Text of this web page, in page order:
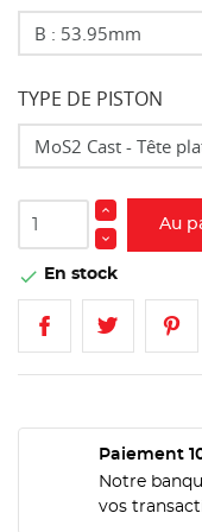
TYPE DE PISTON
Au
 En stock
Paiement
Notre
vos
CRÉER